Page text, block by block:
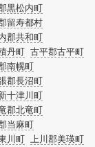
黒松内町
留寿都村
郡共和町
丹町 古平郡古平町
南幌町
郡長沼町
十津川町
郡北竜町
当麻町
川町 上川郡美瑛町